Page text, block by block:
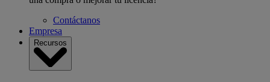
Contáctanos
Empresa
Recursos